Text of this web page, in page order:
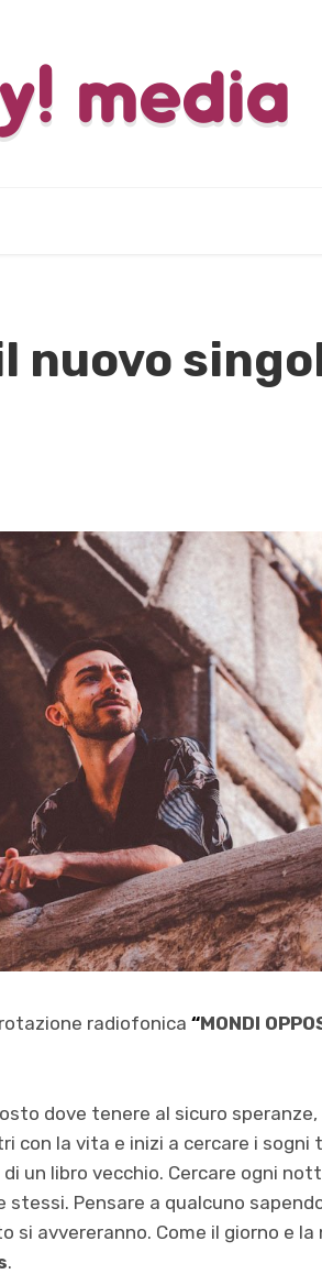
nuovo
radiofonica “MONDI
dove tenere al sicuro speranze,
con la vita e inizi a cercare i sogni
un libro vecchio. Cercare ogni
Pensare a qualcuno
si avvereranno. Come il giorno e
.